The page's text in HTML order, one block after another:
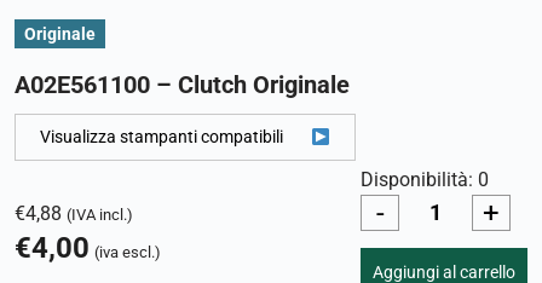
Originale
A02E561100 – Clutch Originale
Visualizza stampanti compatibili
€4,88 (IVA incl.)
€4,00 (iva escl.)
Disponibilità: 0
- +
Aggiungi al carrello